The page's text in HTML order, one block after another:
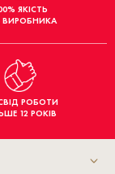
ЯКІСТЬ
ВИРОБНИКА
РОБОТИ
12 РОКІВ